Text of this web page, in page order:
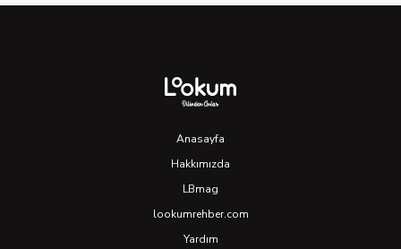
Anasayfa
Hakkımızda
LBmag
lookumrehber.com
Yardım